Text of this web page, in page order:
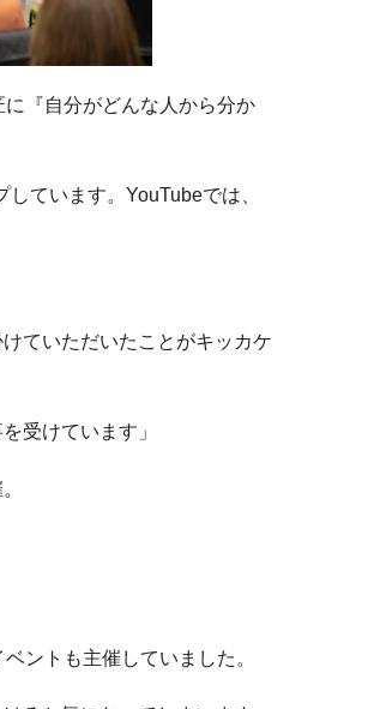
『自分がどんな人から分か
ています。YouTubeでは、
ていただいたことがキッカケ
受けています」
ントも主催していました。